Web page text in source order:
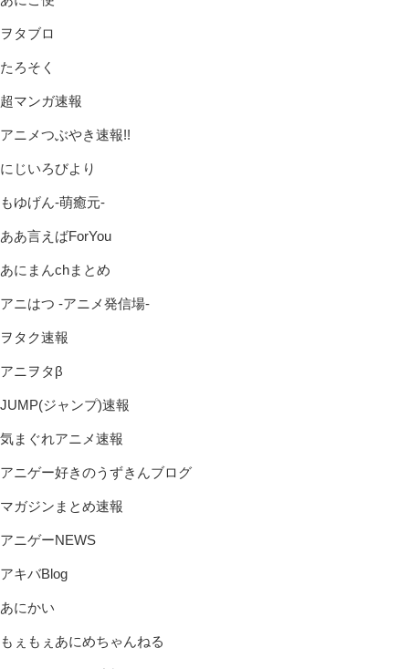
ヲタブロ
たろそく
超マンガ速報
アニメつぶやき速報!!
にじいろびより
もゆげん-萌癒元-
ああ言えばForYou
あにまんchまとめ
アニはつ -アニメ発信場-
ヲタク速報
アニヲタβ
JUMP(ジャンプ)速報
気まぐれアニメ速報
アニゲー好きのうずきんブログ
マガジンまとめ速報
アニゲーNEWS
アキバBlog
あにかい
もぇもぇあにめちゃんねる